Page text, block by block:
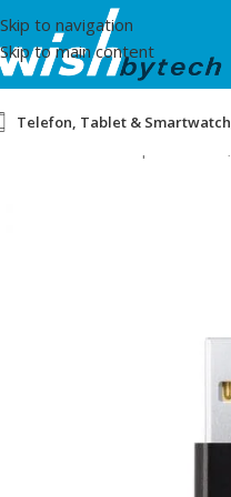
Skip to navigation
Skip to main content
Telefon, Tablet & Smartwatch